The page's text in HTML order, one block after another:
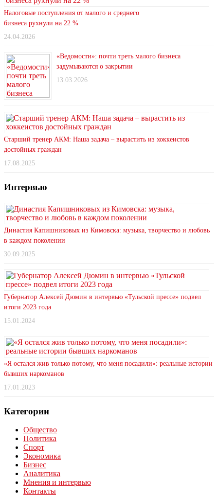
Налоговые поступления от малого и среднего
бизнеса рухнули на 22 %
24.04.2026
«Ведомости»: почти треть малого бизнеса
задумываются о закрытии
13.03.2026
Старший тренер АКМ: Наша задача – вырастить из хоккеистов
достойных граждан
17.08.2025
Интервью
Династия Капишниковых из Кимовска: музыка, творчество и любовь
в каждом поколении
30.09.2025
Губернатор Алексей Дюмин в интервью «Тульской прессе» подвел
итоги 2023 года
15.01.2024
«Я остался жив только потому, что меня посадили»: реальные истории
бывших наркоманов
17.01.2023
Категории
Общество
Политика
Спорт
Экономика
Бизнес
Аналитика
Мнения и интервью
Контакты